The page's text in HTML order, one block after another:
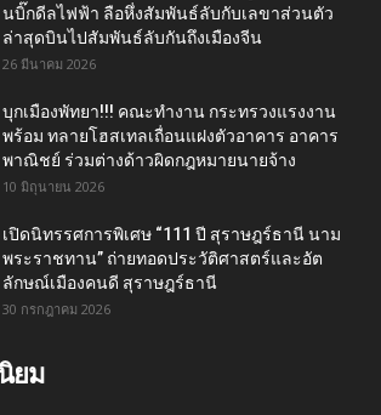
นบิ๊กดีลไฟฟ้า ลือหึ่งสัมพันธ์ลับกับเลขาส่วนตัว
ล่าสุดบินไปสัมพันธ์ลับกันถึงเมืองจีน
26 มีนาคม 2026
บุกเมืองพัทยา!!! คณะทำงาน กระทรวงแรงงาน
พร้อม ทลายโฮสเทลเถื่อนแฝงตัวอาคาร อาคาร
พาณิชย์ ร่วมต่างด้าวผิดกฎหมายนายจ้าง
10 มิถุนายน 2026
เปิดนิทรรศการพิเศษ “111 ปี สุราษฎร์ธานี นาม
พระราชทาน” ถ่ายทอดประวัติศาสตร์และอัต
ลักษณ์เมืองคนดี สุราษฎร์ธานี
30 กรกฎาคม 2026
ยม